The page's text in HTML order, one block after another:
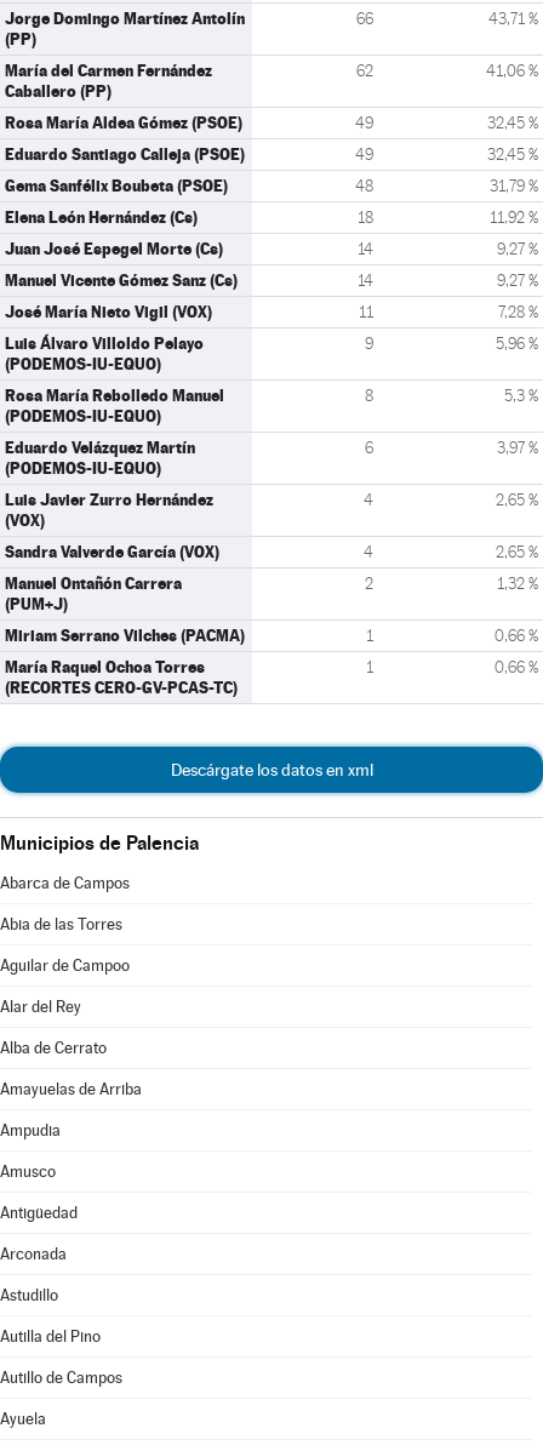
Jorge Domingo Martínez Antolín
(PP)
66 43,71 %
María del Carmen Fernández
Caballero (PP)
62 41,06 %
Rosa María Aldea Gómez (PSOE) 49 32,45 %
Eduardo Santiago Calleja (PSOE) 49 32,45 %
Gema Sanfélix Boubeta (PSOE) 48 31,79 %
Elena León Hernández (Cs) 18 11,92 %
Juan José Espegel Morte (Cs) 14 9,27 %
Manuel Vicente Gómez Sanz (Cs) 14 9,27 %
José María Nieto Vigil (VOX) 11 7,28 %
Luis Álvaro Villoldo Pelayo
(PODEMOS-IU-EQUO)
9 5,96 %
Rosa María Rebolledo Manuel
(PODEMOS-IU-EQUO)
8 5,3 %
Eduardo Velázquez Martín
(PODEMOS-IU-EQUO)
6 3,97 %
Luis Javier Zurro Hernández
(VOX)
4 2,65 %
Sandra Valverde García (VOX) 4 2,65 %
Manuel Ontañón Carrera
(PUM+J)
2 1,32 %
Miriam Serrano Vilches (PACMA) 1 0,66 %
María Raquel Ochoa Torres
(RECORTES CERO-GV-PCAS-TC)
1 0,66 %
Descárgate los datos en xml
Municipios de Palencia
Abarca de Campos
Abia de las Torres
Aguilar de Campoo
Alar del Rey
Alba de Cerrato
Amayuelas de Arriba
Ampudia
Amusco
Antigüedad
Arconada
Astudillo
Autilla del Pino
Autillo de Campos
Ayuela